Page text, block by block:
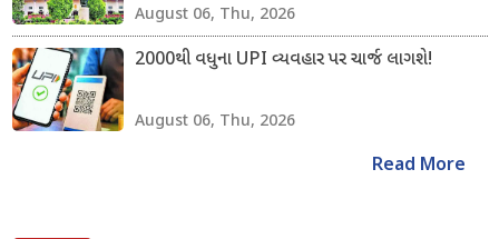
August 06, Thu, 2026
2000થી વધુના UPI વ્યવહાર પર ચાર્જ લાગશે!
August 06, Thu, 2026
Read More